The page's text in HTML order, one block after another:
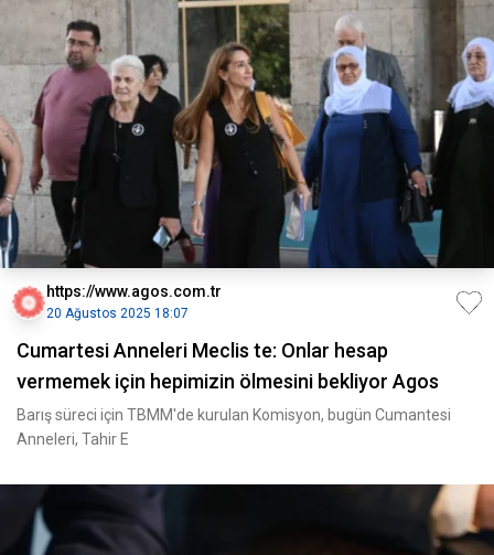
https://www.agos.com.tr
20 Ağustos 2025 18:07
Cumartesi Anneleri Meclis te: Onlar hesap
vermemek için hepimizin ölmesini bekliyor Agos
Barış süreci için TBMM'de kurulan Komisyon, bugün Cumantesi
Anneleri, Tahir E